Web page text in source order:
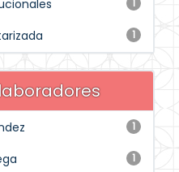
1
1
1
1